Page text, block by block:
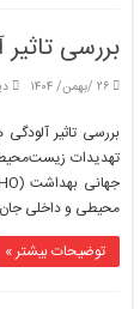
بررسی
۲۶ /بهمن/ ۱۴۰۴
بررسی تاثیر
تهدیدات
محیطی و داخلی جان
توضیحات بیشتر »